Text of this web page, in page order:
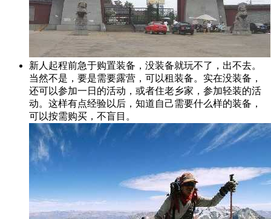
新人起程前急于购置装备，没装备就玩不了，出不去。
当然不是，要是需要露营，可以租装备。实在没装备，
还可以参加一日的活动，或者住老乡家，参加轻装的活
动。这样有点经验以后，知道自己需要什么样的装备，
可以按需购买，不盲目。